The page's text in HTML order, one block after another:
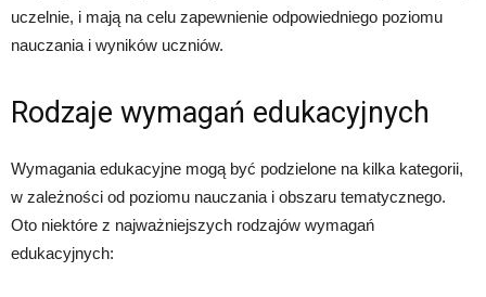
uczelnie, i mają na celu zapewnienie odpowiedniego poziomu
nauczania i wyników uczniów.
Rodzaje wymagań edukacyjnych
Wymagania edukacyjne mogą być podzielone na kilka kategorii,
w zależności od poziomu nauczania i obszaru tematycznego.
Oto niektóre z najważniejszych rodzajów wymagań
edukacyjnych: